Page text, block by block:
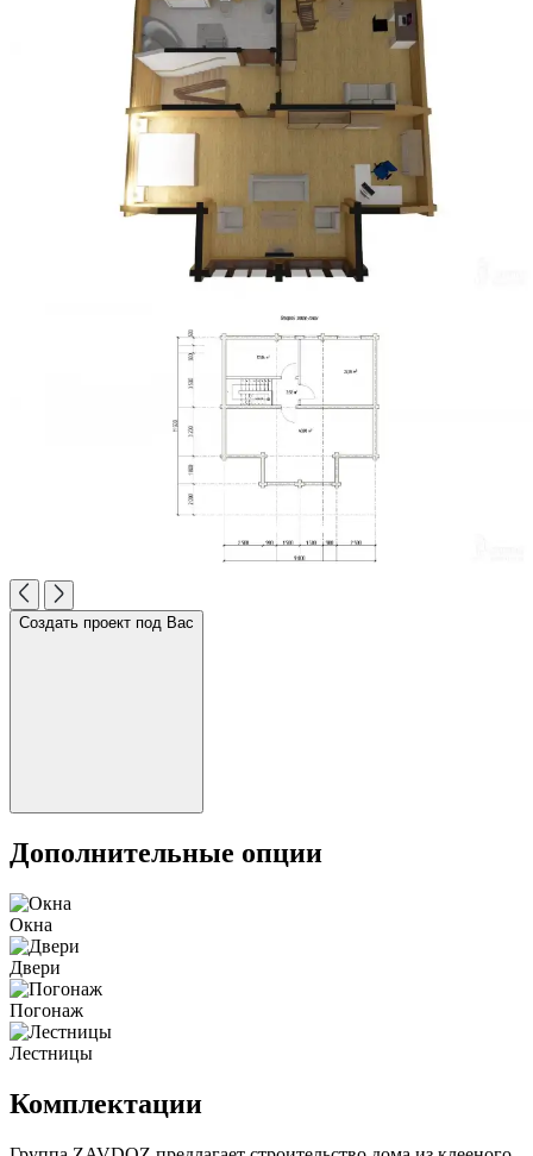
Создать проект под Вас
Дополнительные опции
Окна
Двери
Погонаж
Лестницы
Комплектации